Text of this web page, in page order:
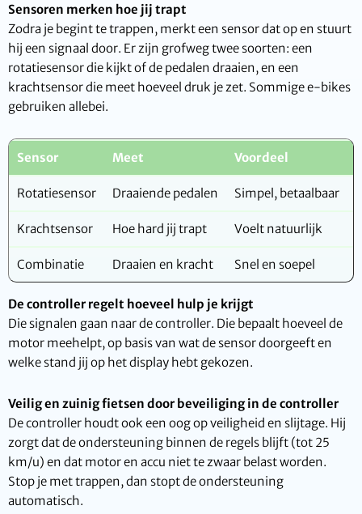
Sensoren merken hoe jij trapt
Zodra je begint te trappen, merkt een sensor dat op en stuurt
hij een signaal door. Er zijn grofweg twee soorten: een
rotatiesensor die kijkt of de pedalen draaien, en een
krachtsensor die meet hoeveel druk je zet. Sommige e-bikes
gebruiken allebei.
Sensor Meet Voordeel
Rotatiesensor Draaiende pedalen Simpel, betaalbaar
Krachtsensor Hoe hard jij trapt Voelt natuurlijk
Combinatie Draaien en kracht Snel en soepel
De controller regelt hoeveel hulp je krijgt
Die signalen gaan naar de controller. Die bepaalt hoeveel de
motor meehelpt, op basis van wat de sensor doorgeeft en
welke stand jij op het display hebt gekozen.
Veilig en zuinig fietsen door beveiliging in de controller
De controller houdt ook een oog op veiligheid en slijtage. Hij
zorgt dat de ondersteuning binnen de regels blijft (tot 25
km/u) en dat motor en accu niet te zwaar belast worden.
Stop je met trappen, dan stopt de ondersteuning
automatisch.